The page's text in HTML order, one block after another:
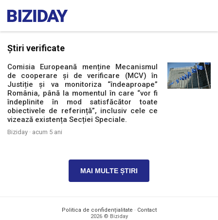
Știri verificate
Comisia Europeană menține Mecanismul
de cooperare și de verificare (MCV) în
Justiție și va monitoriza “îndeaproape”
România, până la momentul în care “vor fi
îndeplinite în mod satisfăcător toate
obiectivele de referință”, inclusiv cele ce
vizează existența Secției Speciale.
Biziday · acum 5 ani
MAI MULTE ȘTIRI
Politica de confidențialitate · Contact
2026 © Biziday